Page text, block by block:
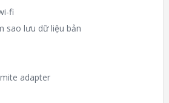
fi
sao lưu dữ liệu bản
adapter